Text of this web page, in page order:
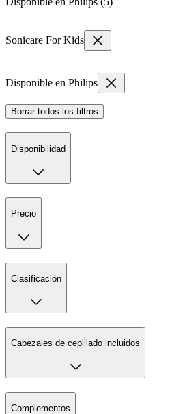
Sonicare For Kids
Disponible en Philips
Borrar todos los filtros
Disponibilidad
Precio
Clasificación
Cabezales de cepillado incluidos
Complementos